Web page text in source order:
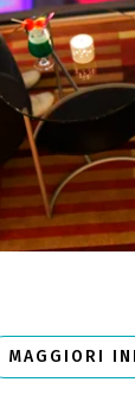
MAGGIORI